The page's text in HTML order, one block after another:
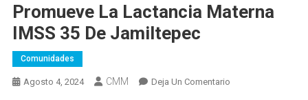
Promueve La Lactancia Materna
IMSS 35 De Jamiltepec
Comunidades
Agosto 4, 2024 CMM Deja Un ComentarioEn